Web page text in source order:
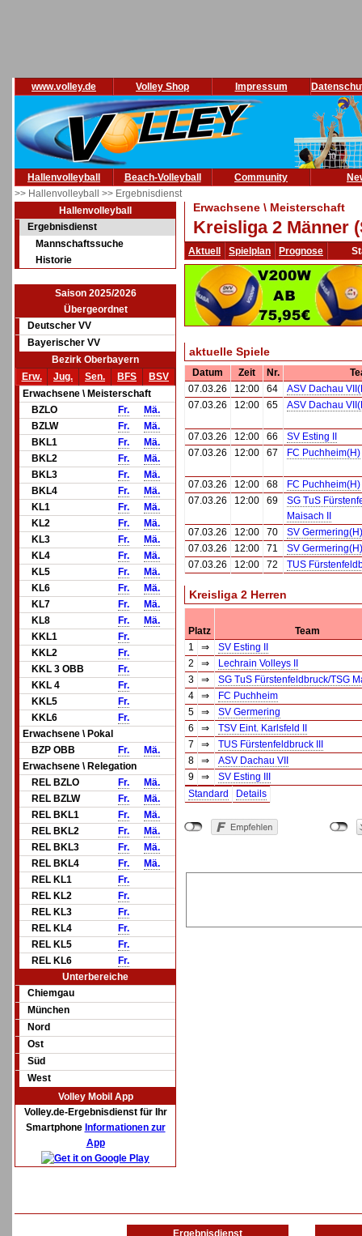
www.volley.de Volley Shop Impressum
Hallenvolleyball Beach-Volleyball Community
>> Hallenvolleyball >> Ergebnisdienst
Hallenvolleyball
Ergebnisdienst
Mannschaftssuche
Historie
Saison 2025/2026
Übergeordnet
Deutscher VV
Bayerischer VV
Bezirk Oberbayern
Erw.
Jug. Sen. BFS
BSV
Erwachsene \ Meisterschaft
BZLO
Fr.
Mä.
BZLW
Fr.
Mä.
BKL1
Fr.
Mä.
BKL2
Fr.
Mä.
BKL3
Fr.
Mä.
BKL4
Fr.
Mä.
KL1
Fr.
Mä.
KL2
Fr.
Mä.
KL3
Fr.
Mä.
KL4
Fr.
Mä.
KL5
Fr.
Mä.
KL6
Fr.
Mä.
KL7
Fr.
Mä.
KL8
Fr.
Mä.
KKL1
Fr.
KKL2
Fr.
KKL 3 OBB
Fr.
KKL 4
Fr.
KKL5
Fr.
KKL6
Fr.
Erwachsene \ Pokal
BZP OBB
Fr.
Mä.
Erwachsene \ Relegation
REL BZLO
Fr.
Mä.
REL BZLW
Fr.
Mä.
REL BKL1
Fr.
Mä.
REL BKL2
Fr.
Mä.
REL BKL3
Fr.
Mä.
REL BKL4
Fr.
Mä.
REL KL1
Fr.
REL KL2
Fr.
REL KL3
Fr.
REL KL4
Fr.
REL KL5
Fr.
REL KL6
Fr.
Unterbereiche
Chiemgau
München
Nord
Ost
Süd
West
Volley Mobil App
Volley.de-Ergebnisdienst für Ihr
Smartphone Informationen zur
App
Erwachsene \ Meisterschaft
Kreisliga 2 Männer
Aktuell Spielplan Prognose
aktuelle Spiele
Datum Zeit Nr.
07.03.26
12:00 64
ASV Dachau
07.03.26
12:00 65 ASV Dachau
07.03.26 12:00 66
SV Esting II
07.03.26
12:00 67 FC Puchheim(H)
07.03.26 12:00 68
FC Puchheim(H)
07.03.26
12:00 69
SG TuS
Maisach II
07.03.26
12:00 70
SV Germering(H)
07.03.26
12:00 71
SV Germering(H)
07.03.26
12:00 72 TUS
Kreisliga 2 Herren
Platz
Team
1
⇒
SV Esting II
2
⇒
Lechrain Volleys II
3
⇒
SG TuS Fürstenfeldbruck/TSG
4
⇒
FC Puchheim
5
⇒
SV Germering
6
⇒
TSV Eint. Karlsfeld II
7
⇒
TUS Fürstenfeldbruck III
8
⇒
ASV Dachau VII
9
⇒
SV Esting III
Standard
Details
Ergebnisdienst